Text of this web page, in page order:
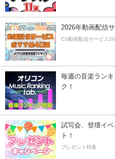
2026年動画配信
CS動画配信サービス
毎週の音楽ラン
ク！
試写会、登壇イ
ト！
プレゼント特集